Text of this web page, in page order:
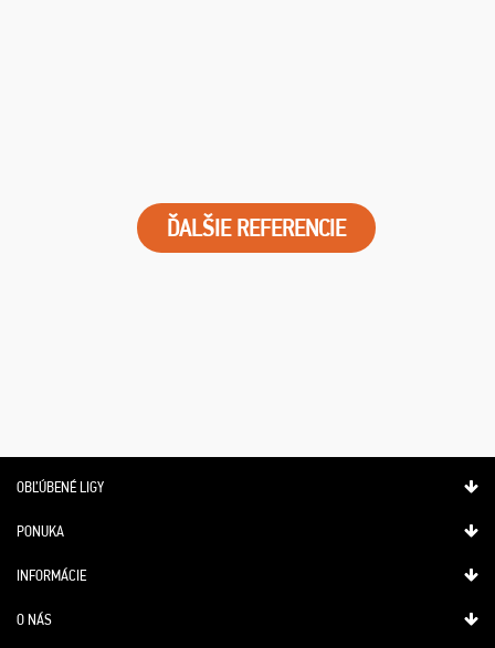
ĎALŠIE REFERENCIE
OBĽÚBENÉ LIGY
PONUKA
INFORMÁCIE
O NÁS